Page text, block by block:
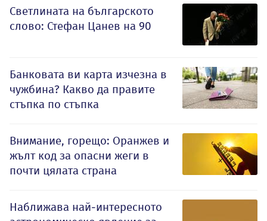
Светлината на българското
слово: Стефан Цанев на 90
Банковата ви карта изчезна в
чужбина? Какво да правите
стъпка по стъпка
Внимание, горещо: Оранжев и
жълт код за опасни жеги в
почти цялата страна
Наближава най-интересното